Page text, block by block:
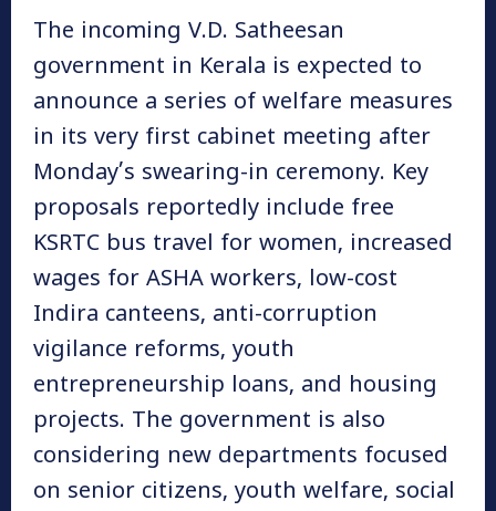
The incoming V.D. Satheesan
government in Kerala is expected to
announce a series of welfare measures
in its very first cabinet meeting after
Monday’s swearing-in ceremony. Key
proposals reportedly include free
KSRTC bus travel for women, increased
wages for ASHA workers, low-cost
Indira canteens, anti-corruption
vigilance reforms, youth
entrepreneurship loans, and housing
projects. The government is also
considering new departments focused
on senior citizens, youth welfare, social